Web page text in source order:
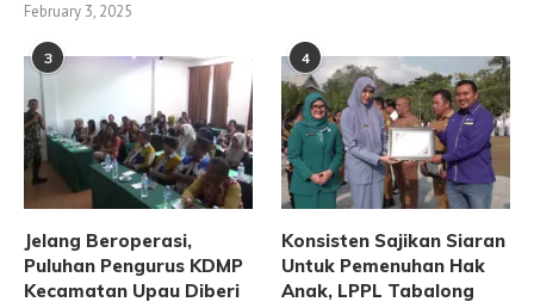
February 3, 2025
3
Jelang Beroperasi,
Puluhan Pengurus KDMP
Kecamatan Upau Diberi
4
Konsisten Sajikan Siaran
Untuk Pemenuhan Hak
Anak, LPPL Tabalong